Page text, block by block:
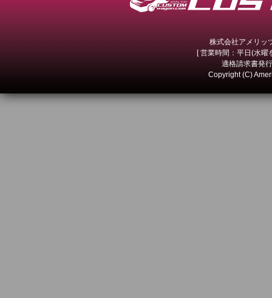
株式会社アメリ
[ 営業時間：平日(水
適格請求書発
Copyright (C)